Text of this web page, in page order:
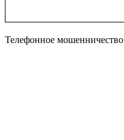
Телефонное мошенничество